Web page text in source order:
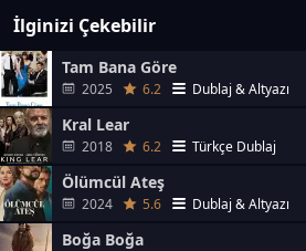
İlginizi Çekebilir
Tam Bana Göre
2025 6.2 Dublaj & Altyazı
Kral Lear
2018 6.2 Türkçe Dublaj
Ölümcül Ateş
2024 5.6 Dublaj & Altyazı
Boğa Boğa